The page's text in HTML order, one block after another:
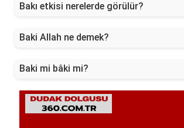
Bakı etkisi nerelerde görülür?
Baki Allah ne demek?
Baki mi bâki mi?